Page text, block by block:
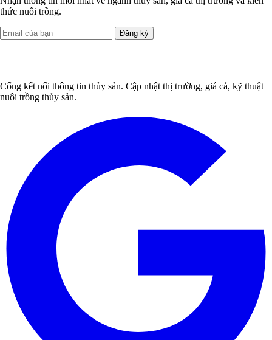
thức nuôi trồng.
Đăng ký
Cổng kết nối thông tin thủy sản. Cập nhật thị trường, giá cả, kỹ thuật
nuôi trồng thủy sản.